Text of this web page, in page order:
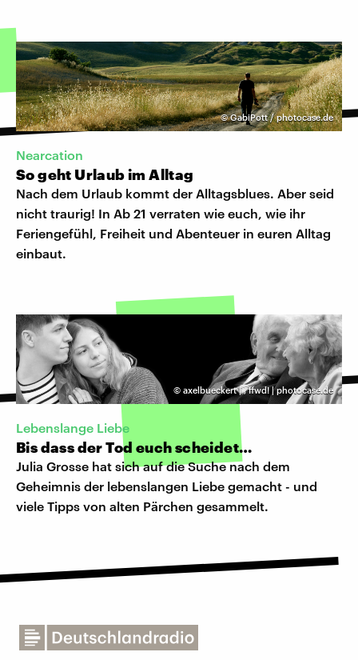
©GabiPott / photocase.de
Nearcation
So geht Urlaub im Alltag
Nach dem Urlaub kommt der Alltagsblues. Aber seid
nicht traurig! In Ab 21 verraten wie euch, wie ihr
Feriengefühl, Freiheit und Abenteuer in euren Alltag
einbaut.
© axelbueckert |,ffwd! | photocase.de
Lebenslange Liebe
Bis dass der Tod euch scheidet…
Julia Grosse hat sich auf die Suche nach dem
Geheimnis der lebenslangen Liebe gemacht - und
viele Tipps von alten Pärchen gesammelt.